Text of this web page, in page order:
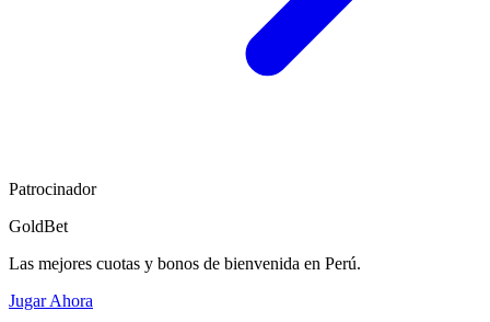
Patrocinador
GoldBet
Las mejores cuotas y bonos de bienvenida en Perú.
Jugar Ahora